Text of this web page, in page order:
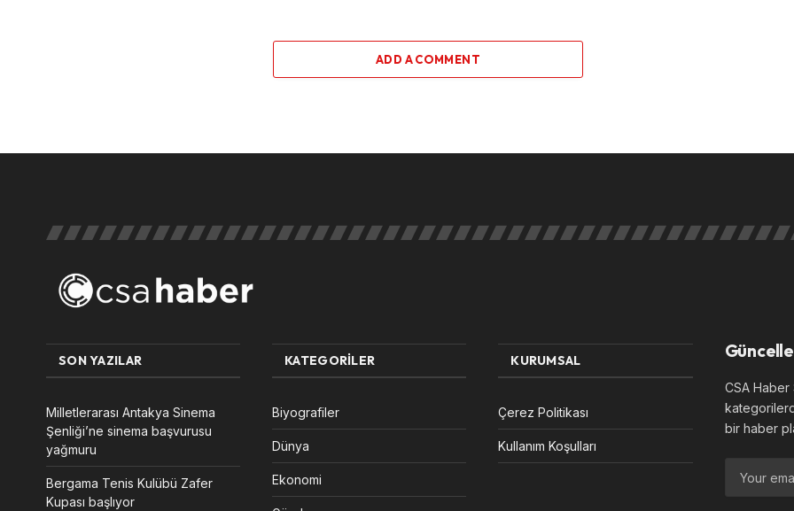
ADD A COMMENT
SON YAZILAR
Milletlerarası Antakya Sinema
Şenliği’ne sinema başvurusu
yağmuru
Bergama Tenis Kulübü Zafer
Kupası başlıyor
KATEGORILER
Biyografiler
Dünya
Ekonomi
KURUMSAL
Çerez Politikası
Kullanım Koşulları
CSA
bir haber